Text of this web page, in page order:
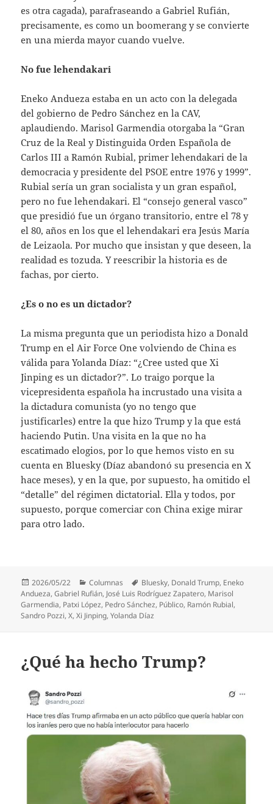
es otra cagada), parafraseando a Gabriel Rufián,
precisamente, es como un boomerang y se convierte
en una mierda mayor cuando vuelve.
No fue lehendakari
Eneko Andueza estaba en un acto con la delegada
del gobierno de Pedro Sánchez en la CAV,
aplaudiendo. Marisol Garmendia otorgaba la “Gran
Cruz de la Real y Distinguida Orden Española de
Carlos III a Ramón Rubial, primer lehendakari de la
democracia y presidente del PSOE entre 1976 y 1999”.
Rubial sería un gran socialista y un gran español,
pero no fue lehendakari. El “consejo general vasco”
que presidió fue un órgano transitorio, entre el 78 y
el 80, años en los que el lehendakari era Jesús María
de Leizaola. Por mucho que insistan y que deseen, la
realidad es tozuda. Y reescribir la historia es de
fachas, por cierto.
¿Es o no es un dictador?
La misma pregunta que un periodista hizo a Donald
Trump en el Air Force One volviendo de China es
válida para Yolanda Díaz: “¿Cree usted que Xi
Jinping es un dictador?”. Lo traigo porque la
vicepresidenta española ha incrustado una visita a
la dictadura comunista (yo no tengo que
justificarles) entre la que hizo Trump y la que está
haciendo Putin. Una visita en la que no ha
escatimado elogios, por lo que hemos visto en su
cuenta en Bluesky (Díaz abandonó su presencia en X
hace meses), y en la que, por supuesto, ha omitido el
“detalle” del régimen dictatorial. Ella y todos, por
supuesto, porque comerciar con China exige mirar
para otro lado.
Publicado
el
2026/05/22 Categorías
Columnas Etiquetas
Bluesky, Donald Trump, Eneko
Andueza,Gabriel Rufián, José Luis Rodríguez Zapatero, Marisol
Garmendia, Patxi López, Pedro Sánchez, Público, Ramón Rubial,
Sandro Pozzi,X,Xi Jinping,Yolanda Díaz
¿Qué ha hecho Trump?